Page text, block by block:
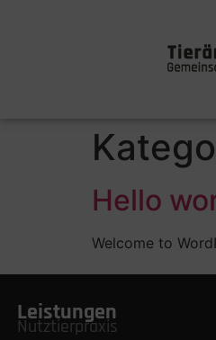
Hello
Welcome to
Leistungen
Nutztierpraxis